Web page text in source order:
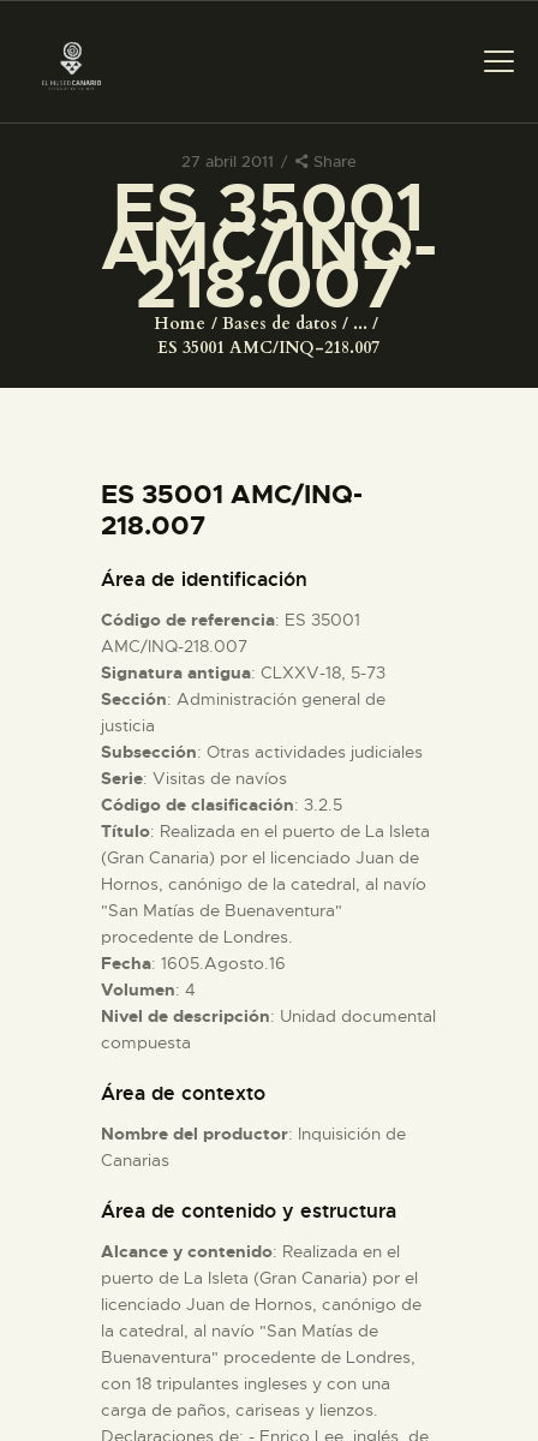
27 abril 2011 Share
ES 35001
AMC/INQ-
218.007
Home Bases de datos
...
ES 35001 AMC/INQ-218.007
PREPARAR LA VISITA
ACTIVIDADES
COLECCIONES
ESPAÑOL
PREPARAR LA VISITA
ACTIVIDADES
█
EL MUSEO
COLECCIONES
ESPAÑOL
ES 35001 AMC/INQ-
218.007
Área de identificación
Código de referencia: ES 35001
AMC/INQ-218.007
Signatura antigua: CLXXV-18, 5-73
Sección: Administración general de
justicia
Subsección: Otras actividades judiciales
Serie: Visitas de navíos
Código de clasificación: 3.2.5
Título: Realizada en el puerto de La Isleta
(Gran Canaria) por el licenciado Juan de
Hornos, canónigo de la catedral, al navío
"San Matías de Buenaventura"
procedente de Londres.
Fecha: 1605.Agosto.16
Volumen: 4
Nivel de descripción: Unidad documental
compuesta
Área de contexto
Nombre del productor: Inquisición de
Canarias
Área de contenido y estructura
Alcance y contenido: Realizada en el
puerto de La Isleta (Gran Canaria) por el
licenciado Juan de Hornos, canónigo de
la catedral, al navío "San Matías de
Buenaventura" procedente de Londres,
con 18 tripulantes ingleses y con una
carga de paños, cariseas y lienzos.
Declaraciones de: - Enrico Lee, inglés, de